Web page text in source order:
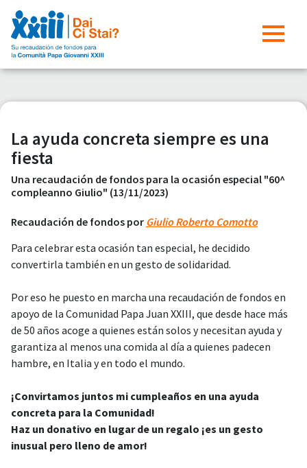
La ayuda concreta siempre es una
fiesta
Una recaudación de fondos para la ocasión especial "60^
compleanno Giulio" (13/11/2023)
Recaudación de fondos por Giulio Roberto Comotto
Para celebrar esta ocasión tan especial, he decidido
convertirla también en un gesto de solidaridad.
Por eso he puesto en marcha una recaudación de fondos en
apoyo de la Comunidad Papa Juan XXIII, que desde hace más
de 50 años acoge a quienes están solos y necesitan ayuda y
garantiza al menos una comida al día a quienes padecen
hambre, en Italia y en todo el mundo.
¡Convirtamos juntos mi cumpleaños en una ayuda
concreta para la Comunidad!
Haz un donativo en lugar de un regalo ¡es un gesto
inusual pero lleno de amor!